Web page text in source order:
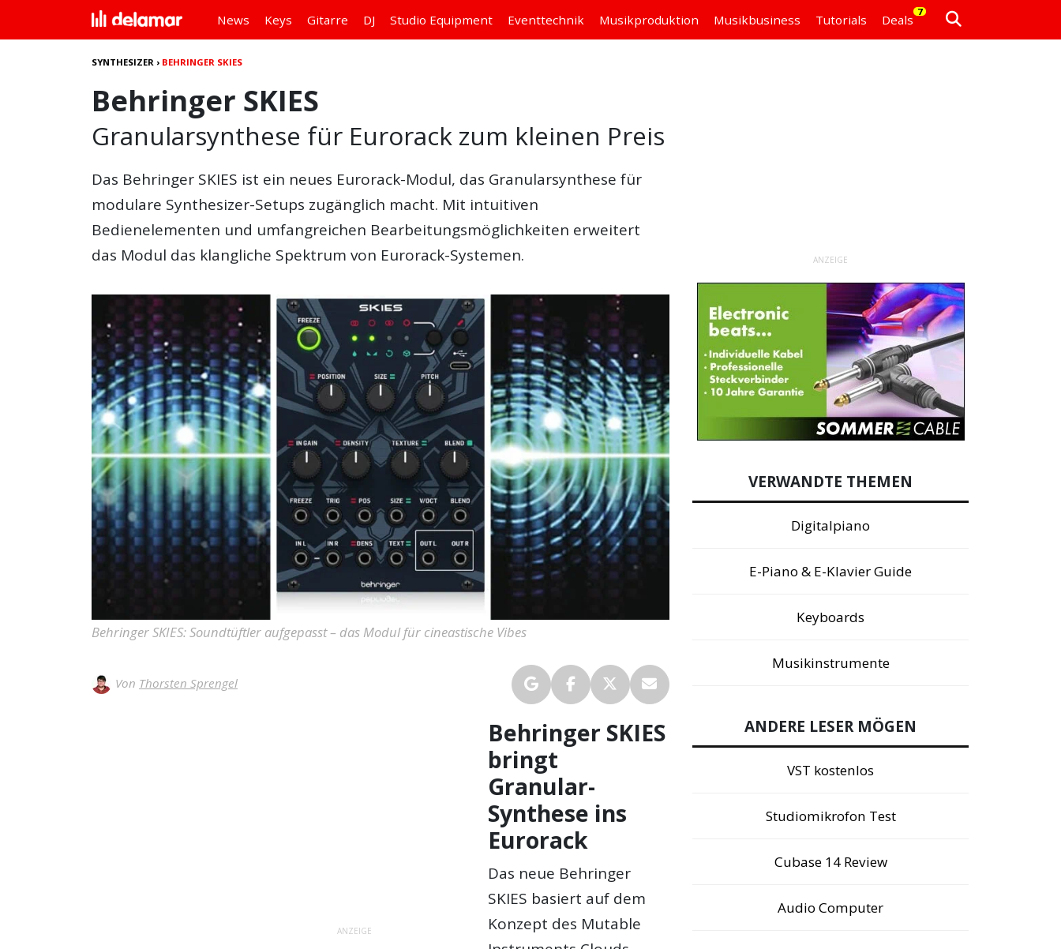
News Keys Gitarre DJ Studio Equipment Eventtechnik Musikproduktion Musikbusiness Tutorials Deals
7
SYNTHESIZER › BEHRINGER SKIES
Behringer SKIES
Granularsynthese für Eurorack zum kleinen Preis
Das Behringer SKIES ist ein neues Eurorack-Modul, das Granularsynthese für
modulare Synthesizer-Setups zugänglich macht. Mit intuitiven
Bedienelementen und umfangreichen Bearbeitungsmöglichkeiten erweitert
das Modul das klangliche Spektrum von Eurorack-Systemen.
Behringer SKIES: Soundtüftler aufgepasst – das Modul für cineastische Vibes
Von Thorsten Sprengel
ANZEIGE
Behringer SKIES
bringt
Granular-
Synthese ins
Eurorack
Das neue Behringer
SKIES basiert auf dem
Konzept des Mutable
ANZEIGE
VERWANDTE THEMEN
Digitalpiano
E-Piano & E-Klavier Guide
Keyboards
Musikinstrumente
ANDERE LESER MÖGEN
VST kostenlos
Studiomikrofon Test
Cubase 14 Review
Audio Computer